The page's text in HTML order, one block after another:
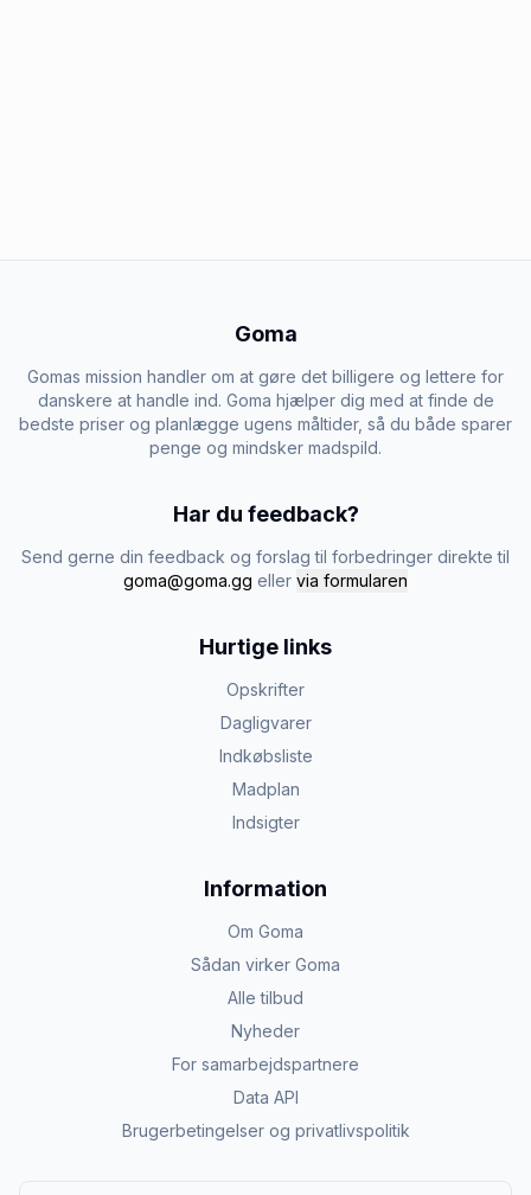
Goma
Gomas mission handler om at gøre det billigere og lettere for
danskere at handle ind. Goma hjælper dig med at finde de
bedste priser og planlægge ugens måltider, så du både sparer
penge og mindsker madspild.
Har du feedback?
Send gerne din feedback og forslag til forbedringer direkte til
goma@goma.gg eller via formularen
Hurtige links
Opskrifter
Dagligvarer
Indkøbsliste
Madplan
Indsigter
Information
Om Goma
Sådan virker Goma
Alle tilbud
Nyheder
For samarbejdspartnere
Data API
Brugerbetingelser og privatlivspolitik